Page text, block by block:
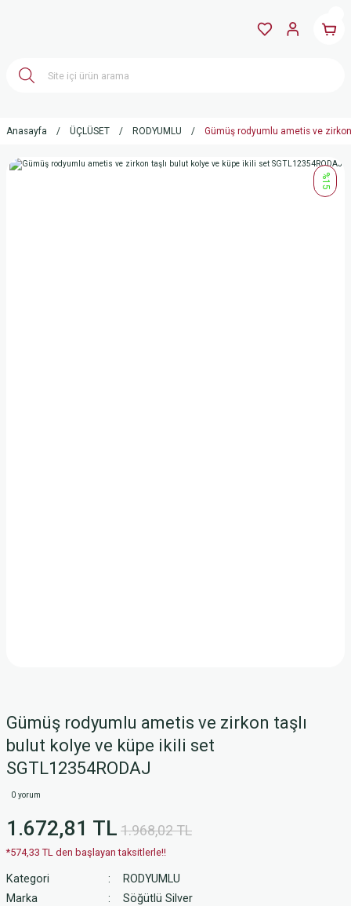
Anasayfa ÜÇLÜSET RODYUMLU Gümüş rodyumlu ametis ve
%15
Gümüş rodyumlu ametis ve zirkon taşlı
bulut kolye ve küpe ikili set
SGTL12354RODAJ
0 yorum
1.672,81 TL 1.968,02 TL
*574,33 TL den başlayan taksitlerle!!
Kategori
RODYUMLU
Marka
Söğütlü Silver